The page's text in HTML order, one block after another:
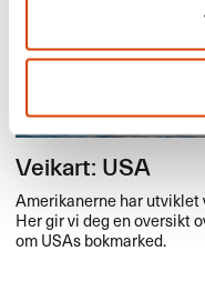
Veikart: USA
Amerikanerne har
Her gir vi deg en oversikt
om USAs bokmarked.